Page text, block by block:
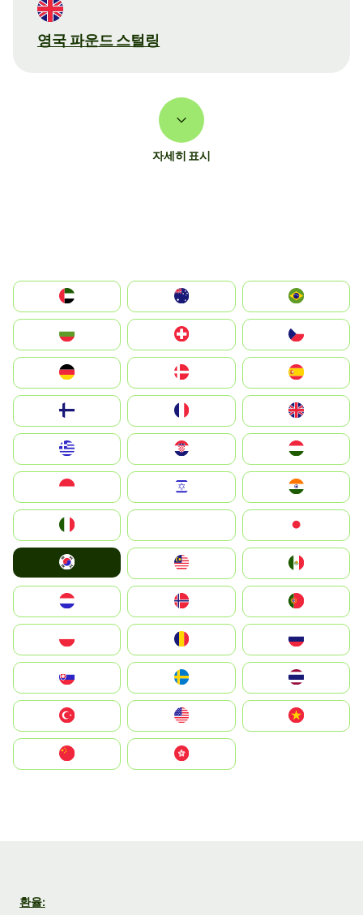
영국 파운드 스털링
자세히 표시
الإمارات العربية المتحدة
Switzerland
Deutschland
United Kingdom
Magyarország
South Korea
United States
中國香港特別行政區
환율: